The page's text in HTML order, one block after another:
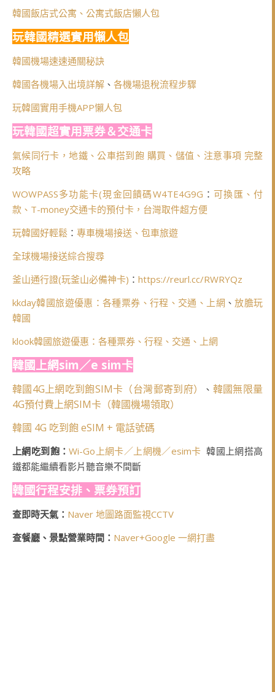
韓國飯店式公寓、公寓式飯店懶人包
玩韓國精選實用懶人包
韓國機場速速通關秘訣
韓國各機場入出境詳解 、 各機場退稅流程步驟
玩韓國實用手機APP懶人包
玩韓國超實用票券＆交通卡
氣候同行卡，地鐵、公車搭到飽 購買、儲值、注意事項 完整
攻略
WOWPASS多功能卡(現金回饋碼W4TE4G9G ：可換匯、付
款、T-money交通卡的預付卡，台灣取件超方便
玩韓國好輕鬆 ： 專車機場接送、包車旅遊
全球機場接送綜合搜尋
釜山通行證(玩釜山必備神卡) ： https://reurl.cc/RWRYQz
kkday韓國旅遊優惠：各種票券、行程、交通、上網 、放膽玩
韓國
klook韓國旅遊優惠：各種票券、行程、交通、上網
韓國上網sim／e sim卡
韓國4G上網吃到飽SIM卡（台灣郵寄到府） 、 韓國無限量
4G預付費上網SIM卡（韓國機場領取）
韓國 4G 吃到飽 eSIM + 電話號碼
上網吃到飽：Wi-Go上網卡／上網機／esim卡 韓國上網搭高
鐵都能繼續看影片聽音樂不間斷
韓國行程安排、票券預訂
查即時天氣： Naver 地圖路面監視CCTV
查餐廳、景點營業時間： Naver+Google 一網打盡